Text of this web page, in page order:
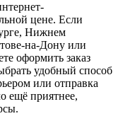
цене. Если
Нижнем
на-Дону или
оформить заказ
удобный способ
или отправка
ещё приятнее,